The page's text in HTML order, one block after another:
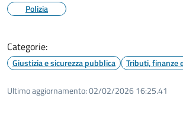
Polizia
Categorie:
Giustizia e sicurezza pubblica Tributi, finanze
Ultimo aggiornamento:02/02/2026 16:25.41